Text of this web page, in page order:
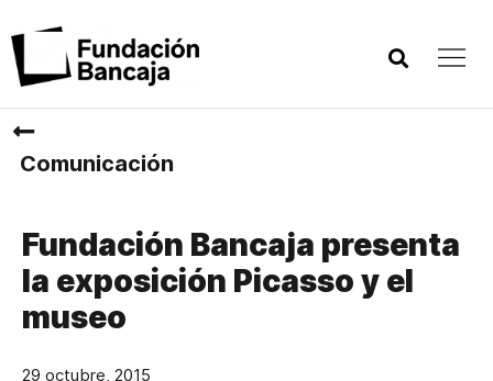
Comunicación
Fundación Bancaja presenta
la exposición Picasso y el
museo
29 octubre, 2015